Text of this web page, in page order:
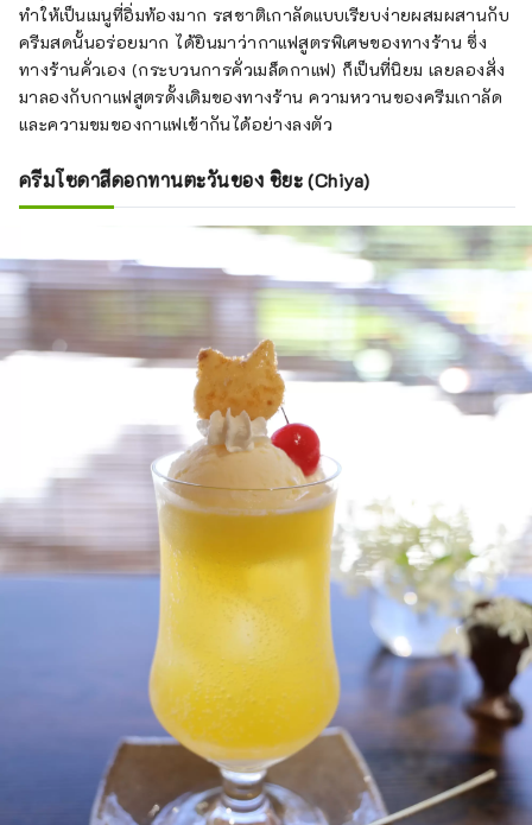
ทำให้เป็นเมนูที่อิ่มท้องมาก รสชาติเกาลัดแบบเรียบง่ายผสมผสานกับ
ครีมสดนั้นอร่อยมาก ได้ยินมาว่ากาแฟสูตรพิเศษของทางร้าน ซึ่ง
ทางร้านคั่วเอง (กระบวนการคั่วเมล็ดกาแฟ) ก็เป็นที่นิยม เลยลองสั่ง
มาลองกับกาแฟสูตรดั้งเดิมของทางร้าน ความหวานของครีมเกาลัด
และความขมของกาแฟเข้ากันได้อย่างลงตัว
ครีมโซดาสีดอกทานตะวันของ ชิยะ (Chiya)